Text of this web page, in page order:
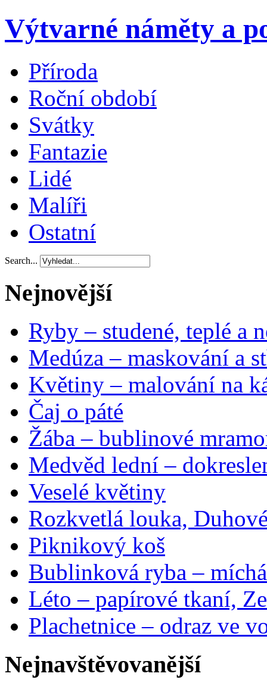
Výtvarné náměty a
Příroda
Roční období
Svátky
Fantazie
Lidé
Malíři
Ostatní
Search...
Nejnovější
Ryby – studené, teplé a
Medúza – maskování a
Květiny – malování na
Čaj o páté
Žába – bublinové
Medvěd lední –
Veselé květiny
Rozkvetlá louka,
Piknikový koš
Bublinková ryba –
Léto – papírové tkaní,
Plachetnice – odraz ve
Nejnavštěvovanější